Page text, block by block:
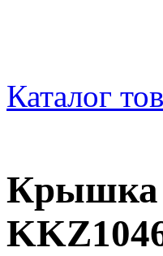
Каталог
Крышка